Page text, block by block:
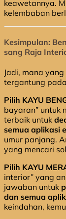
keawetannya.
kelembaban
Kesimpulan:
sang Raja
Jadi, mana
tergantung
Pilih KAYU
bayaran” untuk
terbaik untuk
semua aplikasi
umur panjang.
yang mencari
Pilih KAYU
interior” yang
jawaban untuk
dan semua
keindahan,